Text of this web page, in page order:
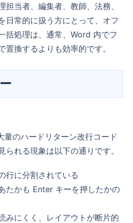
日常的に扱う方にとって、オフ
括処理は、通常、Word 内でフ
置換するよりも効率的です。
られる現象は以下の通りです。
行に分割されている
たかも Enter キーを押したかの
みにくく、レイアウトが断片的